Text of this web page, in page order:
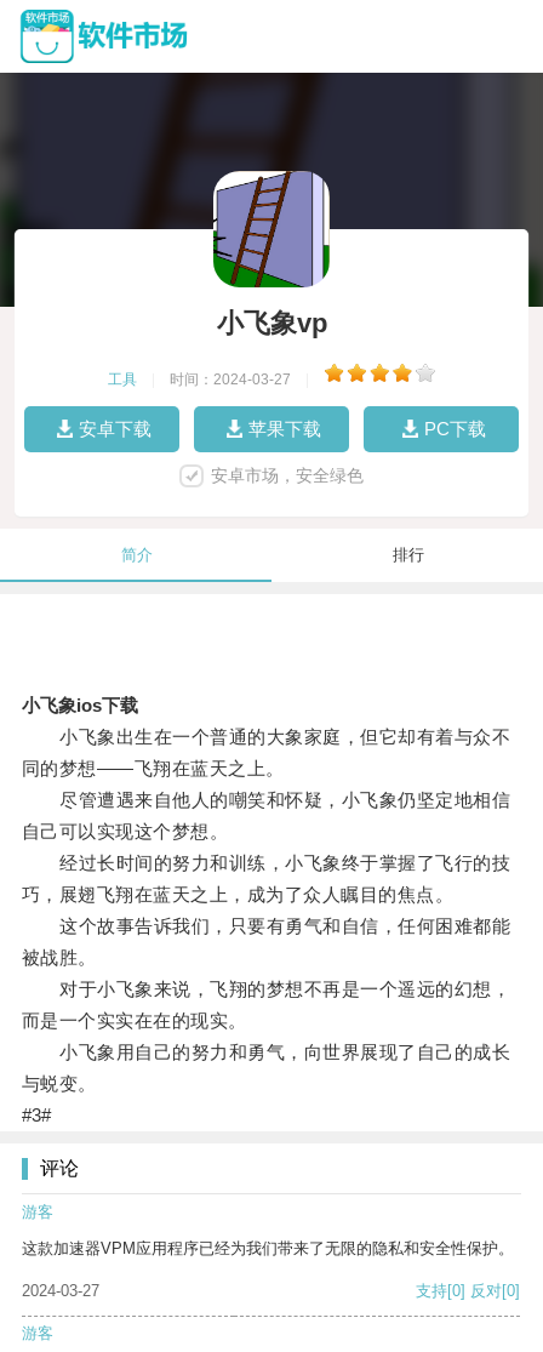
小飞象vp
工具 时间：2024-03-27
安卓下载 苹果下载 PC下载
安卓市场，安全绿色
简介 排行
小飞象ios下载
小飞象出生在一个普通的大象家庭，但它却有着与众不
同的梦想——飞翔在蓝天之上。
尽管遭遇来自他人的嘲笑和怀疑，小飞象仍坚定地相信
自己可以实现这个梦想。
经过长时间的努力和训练，小飞象终于掌握了飞行的技
巧，展翅飞翔在蓝天之上，成为了众人瞩目的焦点。
这个故事告诉我们，只要有勇气和自信，任何困难都能
被战胜。
对于小飞象来说，飞翔的梦想不再是一个遥远的幻想，
而是一个实实在在的现实。
小飞象用自己的努力和勇气，向世界展现了自己的成长
与蜕变。
#3#
评论
游客
这款加速器VPM应用程序已经为我们带来了无限的隐私和安全性保护。
2024-03-27 支持[0] 反对[0]
游客